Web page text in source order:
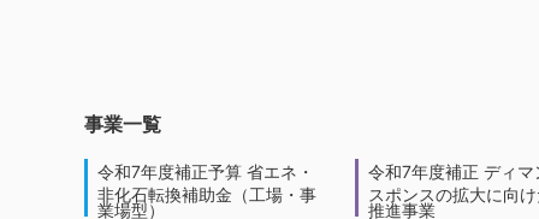
事業一覧
令和7年度補正予算 省エネ・
非化石転換補助金（工場・事
業場型）
令和7年度補正 ディマ
スポンスの拡大に向
推進事業